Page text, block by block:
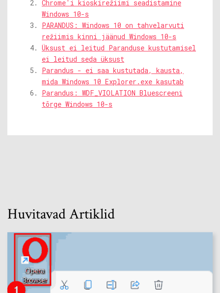
Chrome'i kioskirežiimi seadistamine
Windows 10-s
PARANDUS: Windows 10 on tahvelarvuti
režiimis kinni jäänud Windows 10-s
Üksust ei leitud Paranduse kustutamisel
ei leitud seda üksust
Parandus - ei saa kustutada, kausta,
mida Windows 10 Explorer.exe kasutab
Parandus: WDF_VIOLATION Bluescreeni
tõrge Windows 10-s
Huvitavad Artiklid